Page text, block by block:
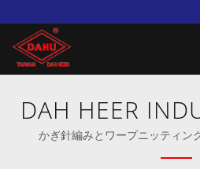
DAH HEER
Ltd.
かぎ針編みとワープニッティン